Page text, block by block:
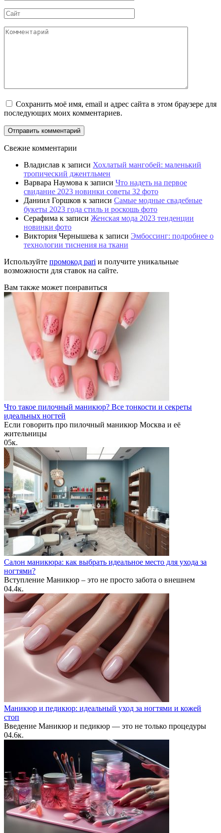
Сайт
Комментарий
Сохранить моё имя, email и адрес сайта в этом браузере для
последующих моих комментариев.
Свежие комментарии
Владислав к записи Хохлатый мангобей: маленький
тропический джентльмен
Варвара Наумова к записи Что надеть на первое
свидание 2023 новинки советы 32 фото
Даниил Горшков к записи Самые модные свадебные
букеты 2023 года стиль и роскошь фото
Серафима к записи Женская мода 2023 тенденции
новинки фото
Виктория Чернышева к записи Эмбоссинг: подробнее о
технологии тиснения на ткани
Используйте промокод pari и получите уникальные
возможности для ставок на сайте.
Вам также может понравиться
Что такое пилочный маникюр? Все тонкости и секреты
идеальных ногтей
Если говорить про пилочный маникюр Москва и её
жительницы
05к.
Салон маникюра: как выбрать идеальное место для ухода за
ногтями?
Вступление Маникюр – это не просто забота о внешнем
04.4к.
Маникюр и педикюр: идеальный уход за ногтями и кожей
стоп
Введение Маникюр и педикюр — это не только процедуры
04.6к.